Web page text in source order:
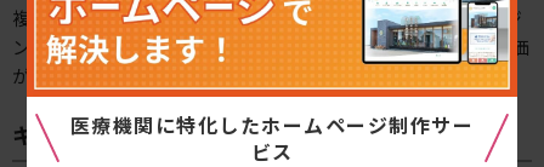
複数のキーワードを1ページに詰め込んでも、検索エンジ
ンにとって「何についてのページか」が曖昧になり、評価
が分散してしまいます。
キーワード選定でよくある失敗と注意点
医療機関に特化したホームページ制作サー
ビス